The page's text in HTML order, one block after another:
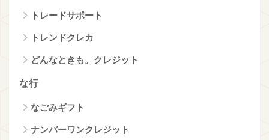
トレードサポート
トレンドクレカ
どんなときも。クレジット
な行
なごみギフト
ナンバーワンクレジット